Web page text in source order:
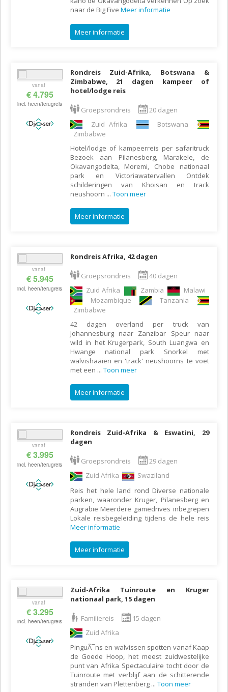
naar de Big Five Meer informatie
Meer informatie
vanaf
€ 4.795
incl. heen/terugreis
Rondreis Zuid-Afrika, Botswana &
Zimbabwe, 21 dagen kampeer of
hotel/lodge reis
Groepsrondreis
20 dagen
Zuid Afrika
Botswana
Zimbabwe
Hotel/lodge of kampeerreis per safaritruck
Bezoek aan Pilanesberg, Marakele, de
Okavangodelta, Moremi, Chobe nationaal
park en Victoriawatervallen Ontdek
schilderingen van Khoisan en track
neushoorn ... Toon meer
Meer informatie
vanaf
€ 5.945
incl. heen/terugreis
Rondreis Afrika, 42 dagen
Groepsrondreis
40 dagen
Zuid Afrika
Zambia
Malawi
Mozambique
Tanzania
Zimbabwe
42 dagen overland per truck van
Johannesburg naar Zanzibar Speur naar
wild in het Krugerpark, South Luangwa en
Hwange national park Snorkel met
walvishaaien en 'track' neushoorns te voet
met een ... Toon meer
Meer informatie
vanaf
€ 3.995
incl. heen/terugreis
Rondreis Zuid-Afrika & Eswatini, 29
dagen
Groepsrondreis
29 dagen
Zuid Afrika
Swaziland
Reis het hele land rond Diverse nationale
parken, waaronder Kruger, Pilanesberg en
Augrabie Meerdere gamedrives inbegrepen
Lokale reisbegeleiding tijdens de hele reis
Meer informatie
Meer informatie
vanaf
€ 3.295
incl. heen/terugreis
Zuid-Afrika Tuinroute en Kruger
nationaal park, 15 dagen
Familiereis
15 dagen
Zuid Afrika
PinguÃ¯ns en walvissen spotten vanaf Kaap
de Goede Hoop, het meest zuidwestelijke
punt van Afrika Spectaculaire tocht door de
Tuinroute met verblijf aan de schitterende
stranden van Plettenberg ... Toon meer